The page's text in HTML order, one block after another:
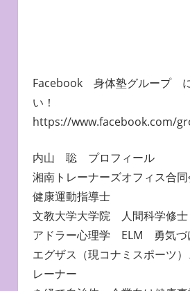
Facebook 身体塾グループ
い！
https://www.facebook.com/
内山 聡 プロフィール
湘南トレーナーズオフィス合
健康運動指導士
文教大学大学院 人間科学修士
アドラー心理学 ELM 勇気づ
エグザス（現コナミスポーツ
レーナー